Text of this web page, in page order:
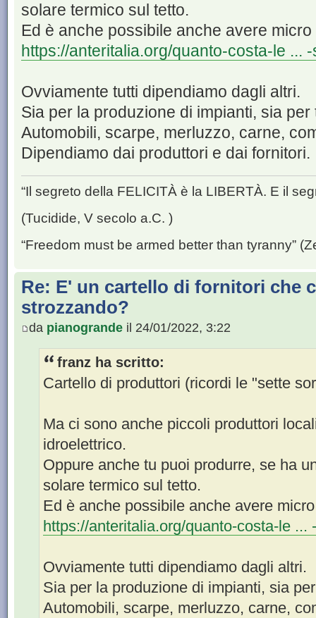
solare termico sul tetto.
Ed è anche possibile anche avere
https://anteritalia.org/quanto-costa-le ...
Ovviamente tutti dipendiamo dagli altri.
Sia per la produzione di impianti, sia per
Automobili, scarpe, merluzzo, carne,
Dipendiamo dai produttori e dai fornitori.
“Il segreto della FELICITÀ è la LIBERTÀ. E il
(Tucidide, V secolo a.C. )
“Freedom must be armed better than tyranny”
Re: E' un cartello di fornitori che
strozzando?
da pianogrande il 24/01/2022, 3:22
franz ha scritto:
Cartello di produttori (ricordi le "sette
Ma ci sono anche piccoli produttori
idroelettrico.
Oppure anche tu puoi produrre, se ha
solare termico sul tetto.
Ed è anche possibile anche avere
https://anteritalia.org/quanto-costa-le ...
Ovviamente tutti dipendiamo dagli altri.
Sia per la produzione di impianti, sia
Automobili, scarpe, merluzzo, carne,